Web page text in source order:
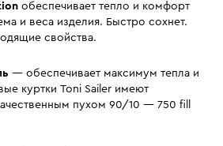
обеспечивает тепло и комфорт
и веса изделия. Быстро сохнет.
свойства.
— обеспечивает максимум тепла и
куртки Toni Sailer имеют
пухом 90/10 — 750 fill